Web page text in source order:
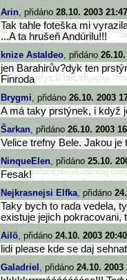
Arin, přidáno 28.10. 2003
Tak tahle foteška mi
...A ta hrušeň Andúrilu!!!
knize Astaldeo, přidáno
jen Barahirův?dyk ten
Finroda
Brygmi, přidáno 26.10. 2003
A má taky prstýnek, i když
Šarkan, přidáno 26.10. 2003
Velice trefny Bele. Jakou je
NinqueElen, přidáno 25.10.
Fesak!
Nejkrasnejsi Elfka, přidáno
Taky bych to rada vedela,
existuje jejich pokracovani,
Ailö, přidáno 24.10. 2003
lidi please kde se daj
Galadriel , přidáno 24.10. 2003